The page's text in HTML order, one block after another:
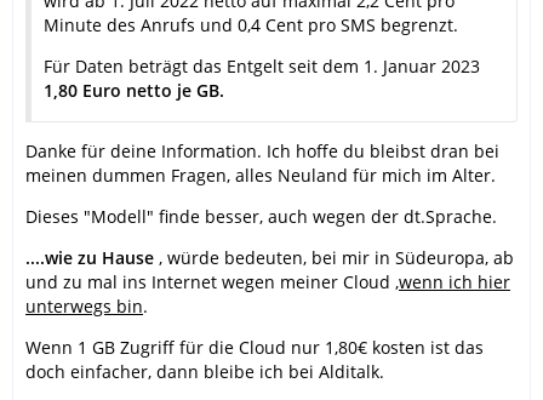
Minute des Anrufs und 0,4 Cent pro SMS begrenzt.
Für Daten beträgt das Entgelt seit dem 1. Januar 2023
1,80 Euro netto je GB.
Danke für deine Information. Ich hoffe du bleibst dran bei
meinen dummen Fragen, alles Neuland für mich im Alter.
Dieses "Modell" finde besser, auch wegen der dt.Sprache.
....wie zu Hause , würde bedeuten, bei mir in Südeuropa, ab
und zu mal ins Internet wegen meiner Cloud ,wenn ich hier
unterwegs bin.
Wenn 1 GB Zugriff für die Cloud nur 1,80€ kosten ist das
doch einfacher, dann bleibe ich bei Alditalk.